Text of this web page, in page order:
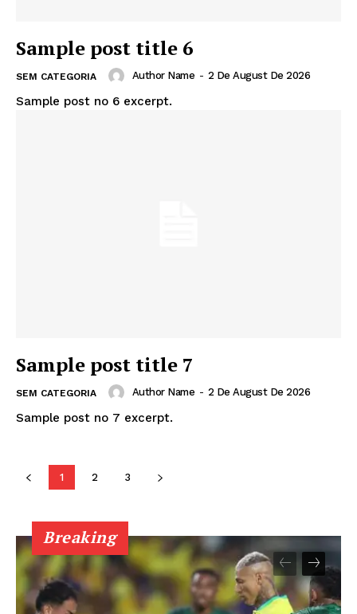
Sample post title 6
SEM CATEGORIA Author Name - 2 De August De 2026
Sample post no 6 excerpt.
Sample post title 7
SEM CATEGORIA Author Name - 2 De August De 2026
Sample post no 7 excerpt.
1 2 3
Breaking